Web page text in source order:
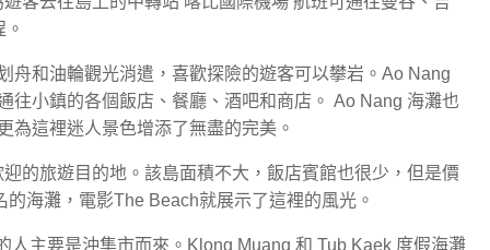
舟和油輪觀光消遣，喜歡探險的遊客可以攀岩。Ao Nang
小鎮的各個飯店、餐廳、酒吧和商店。 Ao Nang 海灘也
為這裡迷人景色增添了無盡的完美。
的旅遊目的地。該島面積不大，飯店賓館也很少，但是價
海灘，電影The Beach就展示了這裡的風光。
主要是沖集市而來。Klong Muang 和 Tub Kaek 度假海灘